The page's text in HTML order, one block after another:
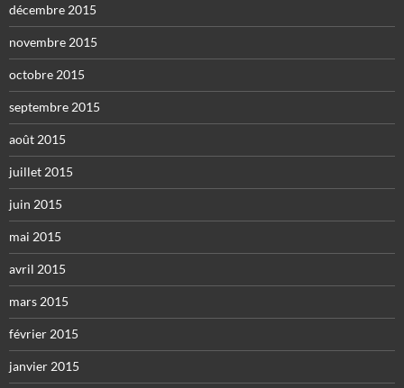
décembre 2015
novembre 2015
octobre 2015
septembre 2015
août 2015
juillet 2015
juin 2015
mai 2015
avril 2015
mars 2015
février 2015
janvier 2015